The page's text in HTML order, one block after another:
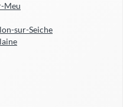
Meu
sur-Seiche